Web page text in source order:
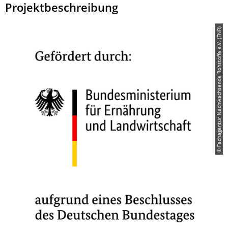
Projektbeschreibung
© Fachagentur Nachwachsende Rohstoffe e.V. (FNR)